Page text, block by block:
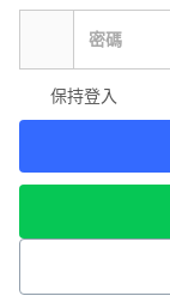
保持登入